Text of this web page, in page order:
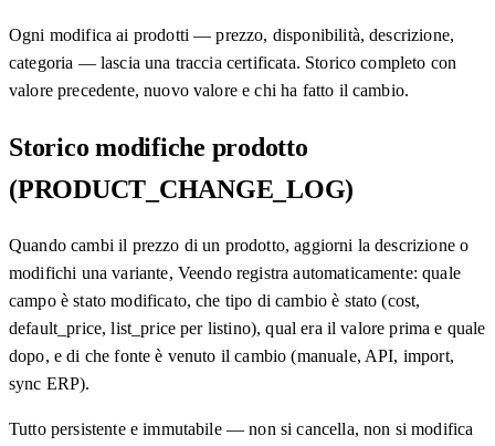
Ogni modifica ai prodotti — prezzo, disponibilità, descrizione,
categoria — lascia una traccia certificata. Storico completo con
valore precedente, nuovo valore e chi ha fatto il cambio.
Storico modifiche prodotto
(PRODUCT_CHANGE_LOG)
Quando cambi il prezzo di un prodotto, aggiorni la descrizione o
modifichi una variante, Veendo registra automaticamente: quale
campo è stato modificato, che tipo di cambio è stato (cost,
default_price, list_price per listino), qual era il valore prima e quale
dopo, e di che fonte è venuto il cambio (manuale, API, import,
sync ERP).
Tutto persistente e immutabile — non si cancella, non si modifica